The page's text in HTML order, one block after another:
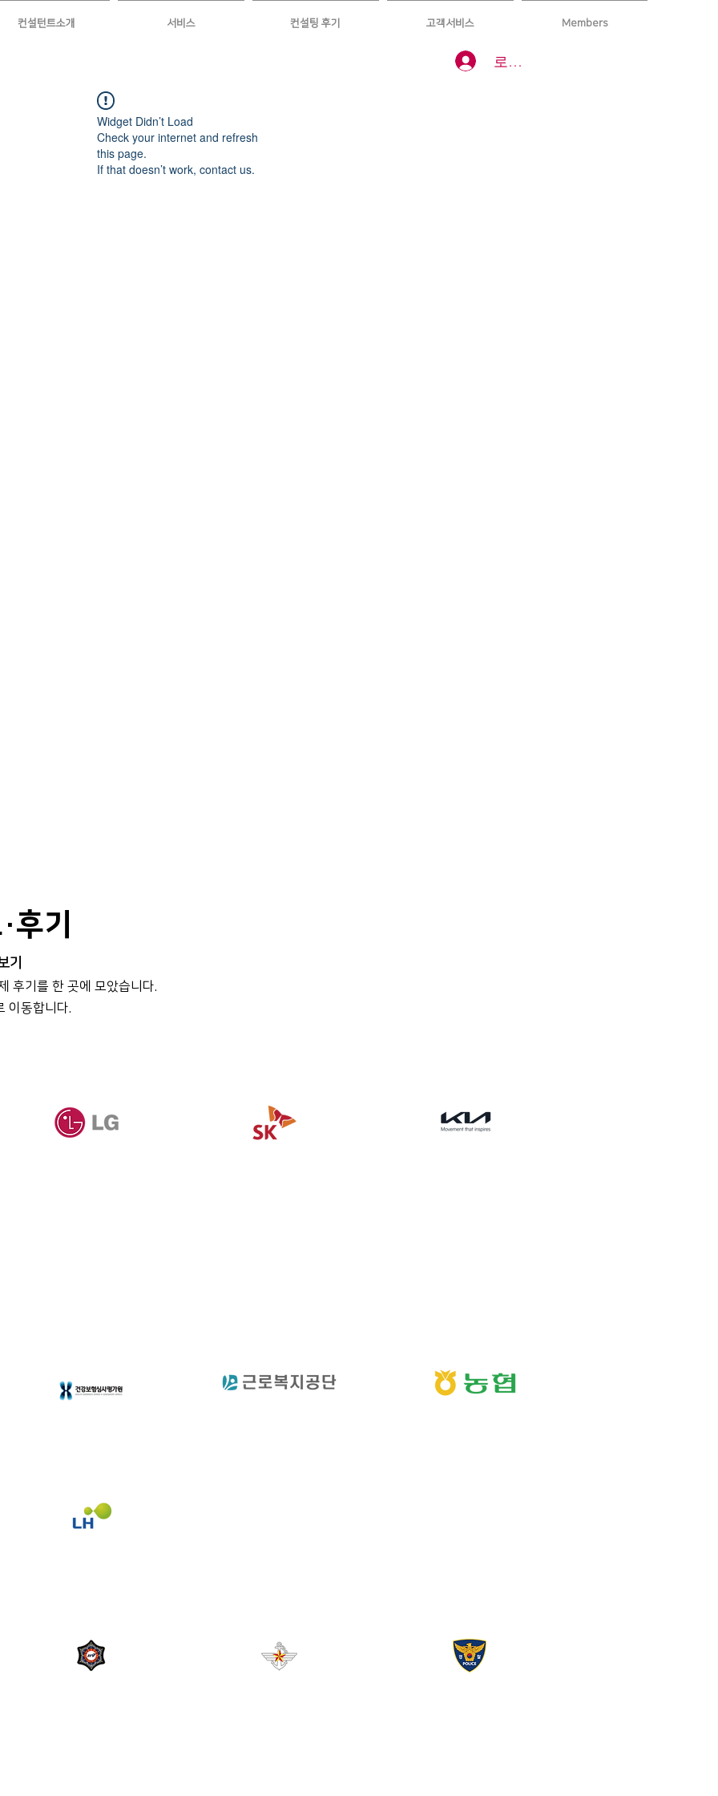
컨설턴트소개 서비스 컨설팅 후기 고객서비스 Members
로그인
Widget Didn’t Load
Check your internet and refresh
this page.
If that doesn’t work, contact us.
기
기
후기를 한 곳에 모았습니다.
이동합니다.